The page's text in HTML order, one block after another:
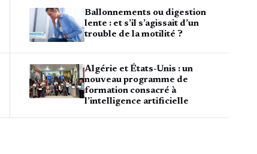
Ballonnements ou digestion
lente : et s’il s’agissait d’un
trouble de la motilité ?
Algérie et États-Unis : un
nouveau programme de
formation consacré à
l’intelligence artificielle